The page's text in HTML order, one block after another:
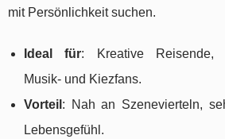
mit Persönlichkeit suchen.
Ideal für: Kreative Reisende,
Musik- und Kiezfans.
Vorteil : Nah an Szenevierteln,
Lebensgefühl.